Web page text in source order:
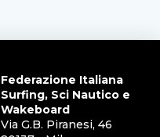
Federazione Italiana
Surfing, Sci Nautico e
Wakeboard
Via G.B. Piranesi, 46